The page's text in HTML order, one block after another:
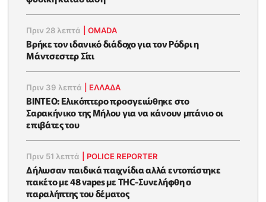
Πριν 28 λεπτά |OMADA
Βρήκε τον ιδανικό διάδοχο για τον Ρόδρι η
Μάντσεστερ Σίτι
Πριν 39 λεπτά ΕΛΛΑΔΑ
BINTEO: Ελικόπτερο προσγειώθηκε στο
Σαρακήνικο της Μήλου για να κάνουν μπάνιο οι
επιβάτες του
Πριν 51 λεπτά POLICE REPORTER
Δήλωσαν παιδικά παιχνίδια αλλά εντοπίστηκε
πακέτο με 48 vapes με THC-Συνελήφθη ο
παραλήπτης του δέματος